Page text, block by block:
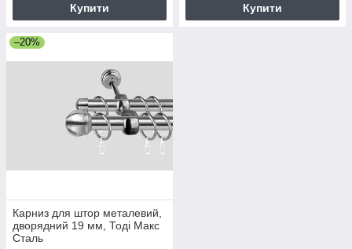
Купити Купити
–20%
Карниз для штор металевий,
дворядний 19 мм, Тоді Макс
Сталь